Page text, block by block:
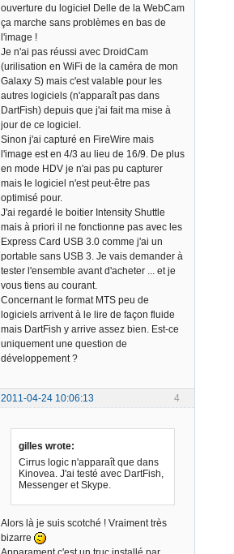
ouverture du logiciel Delle de la WebCam
ça marche sans problèmes en bas de
l'image !
Je n'ai pas réussi avec DroidCam
(urilisation en WiFi de la caméra de mon
Galaxy S) mais c'est valable pour les
autres logiciels (n'apparaît pas dans
DartFish) depuis que j'ai fait ma mise à
jour de ce logiciel.
Sinon j'ai capturé en FireWire mais
l'image est en 4/3 au lieu de 16/9. De plus
en mode HDV je n'ai pas pu capturer
mais le logiciel n'est peut-être pas
optimisé pour.
J'ai regardé le boitier Intensity Shuttle
mais à priori il ne fonctionne pas avec les
Express Card USB 3.0 comme j'ai un
portable sans USB 3. Je vais demander à
tester l'ensemble avant d'acheter ... et je
vous tiens au courant.
Concernant le format MTS peu de
logiciels arrivent à le lire de façon fluide
mais DartFish y arrive assez bien. Est-ce
uniquement une question de
développement ?
4
2011-04-24 10:06:13
gilles wrote:
Cirrus logic n'apparaît que dans
Kinovea. J'ai testé avec DartFish,
Messenger et Skype.
Alors là je suis scotché ! Vraiment très
bizarre